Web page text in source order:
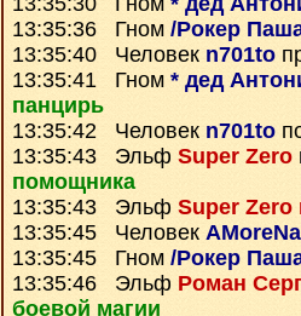
13:35:36 Гном /Рокер
13:35:40 Человек n701to
13:35:41 Гном * дед
панцирь
13:35:42 Человек n701to
13:35:43 Эльф Super Zero
помощника
13:35:43 Эльф Super Zero
13:35:45 Человек
13:35:45 Гном /Рокер
13:35:46 Эльф Роман
боевой магии